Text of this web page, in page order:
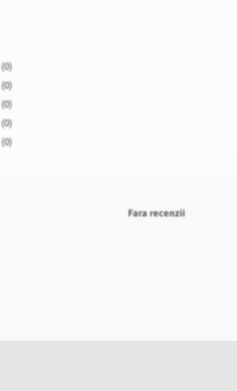
Fara recenzii